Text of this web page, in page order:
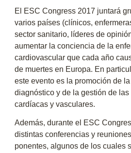
El ESC Congress 2017 juntará
varios países (clínicos,
sector sanitario, líderes de
aumentar la conciencia de la
cardiovascular que cada año
de muertes en Europa. En
este evento es la promoción de
diagnóstico y de la gestión de
cardíacas y vasculares.
Además, durante el ESC
distintas conferencias y
ponentes, algunos de los cuales